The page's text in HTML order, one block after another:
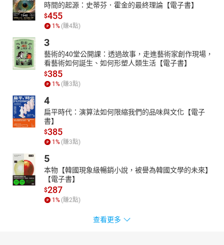
時間的起源：史蒂芬．霍金的最終理論【電子書】
$455
1% (賺4點)
3
藝術的40堂公開課：透過故事，走進藝術家創作現場，
看藝術如何誕生、如何形塑人類生活【電子書】
$385
1% (賺3點)
4
扁平時代：演算法如何限縮我們的品味與文化【電子
書】
$385
1% (賺3點)
5
本物【韓國現象級暢銷小說，被譽為韓國文學的未來】
【電子書】
$287
1% (賺2點)
查看更多